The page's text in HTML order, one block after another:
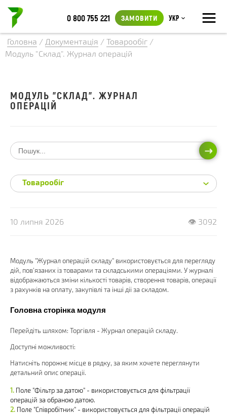
≡
0 800 755 221 ЗАМОВИТИ Укр
Головна / Документація / Товарообіг /
Модуль "Склад". Журнал операцій
10 липня 2026 👁 3092
Модуль "Журнал операцій складу" використовується для перегляду
дій, пов'язаних із товарами та складськими операціями. У журналі
відображаються зміни кількості товарів, створення товарів, операції
з рахунків на оплату, закупівлі та інші дії за складом.
Головна сторінка модуля
Перейдіть шляхом: Торгівля - Журнал операцій складу.
Доступні можливості:
Натисніть порожнє місце в рядку, за яким хочете переглянути
детальний опис операції.
Поле "Фільтр за датою" - використовується для фільтрації
операцій за обраною датою.
Поле "Співробітник" - використовується для фільтрації операцій
МОДУЛЬ "СКЛАД". ЖУРНАЛ
ОПЕРАЦІЙ
Товарообіг